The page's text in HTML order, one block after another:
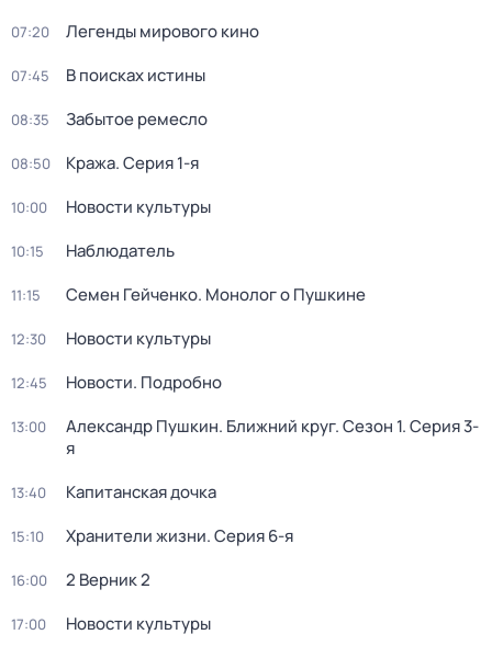
07:20 Легенды мирового кино
07:45 В поисках истины
08:35 Забытое ремесло
08:50 Кража. Серия 1-я
10:00 Новости культуры
10:15 Наблюдатель
11:15 Семен Гейченко. Монолог о Пушкине
12:30 Новости культуры
12:45 Новости. Подробно
13:00 Александр Пушкин. Ближний круг. Сезон 1. Серия 3-
я
13:40 Капитанская дочка
15:10 Хранители жизни. Серия 6-я
16:00 2 Верник 2
17:00 Новости культуры